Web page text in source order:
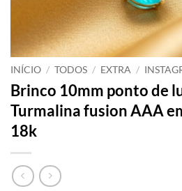
INÍCIO / TODOS / EXTRA /
Brinco 10mm ponto de
Turmalina fusion AAA
18k